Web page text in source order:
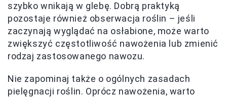
szybko wnikają w glebę. Dobrą praktyką
pozostaje również obserwacja roślin – jeśli
zaczynają wyglądać na osłabione, może warto
zwiększyć częstotliwość nawożenia lub zmienić
rodzaj zastosowanego nawozu.
Nie zapominaj także o ogólnych zasadach
pielęgnacji roślin. Oprócz nawożenia, warto